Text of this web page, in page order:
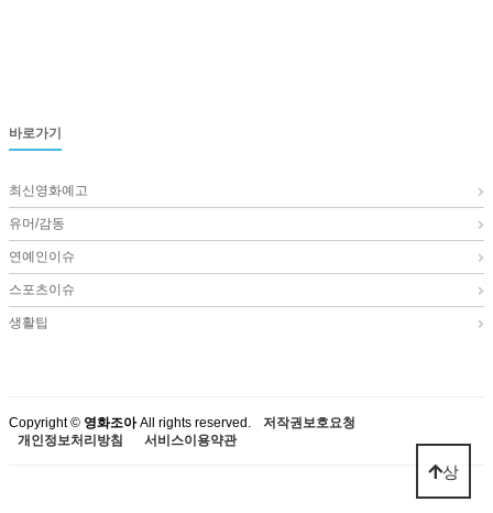
바로가기
최신영화예고
유머/감동
연예인이슈
스포츠이슈
생활팁
Copyright © 영화조아All rights reserved.
저작권보호요청
개인정보처리방침
서비스이용약관
상